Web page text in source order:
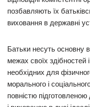
позбавляють їх
виховання в державні
Батьки несуть основну
межах своїх
необхідних для
морального і
повністю підготовленою